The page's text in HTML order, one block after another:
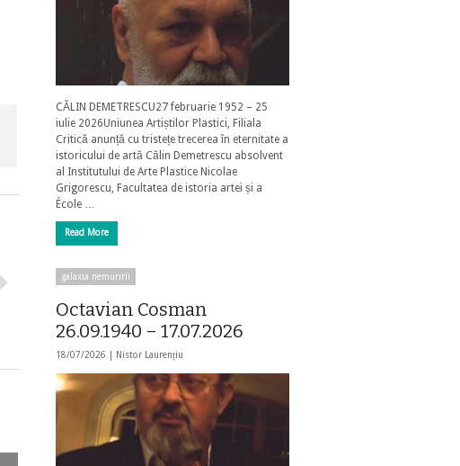
CĂLIN DEMETRESCU27 februarie 1952 – 25
iulie 2026Uniunea Artiștilor Plastici, Filiala
Critică anunță cu tristețe trecerea în eternitate a
istoricului de artă Călin Demetrescu absolvent
al Institutului de Arte Plastice Nicolae
Grigorescu, Facultatea de istoria artei și a
École …
Read More
galaxia nemuririi
Octavian Cosman
26.09.1940 – 17.07.2026
18/07/2026 | Nistor Laurențiu